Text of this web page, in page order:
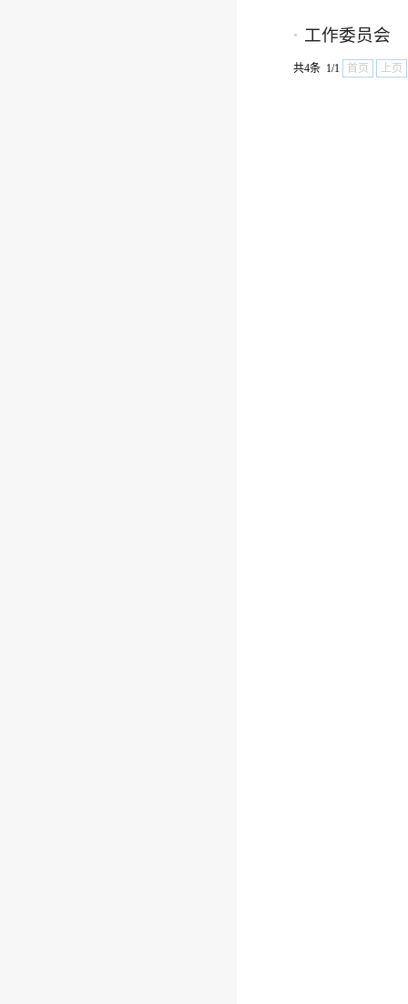
● 工作委员会
共4条 1/1 首页 上页